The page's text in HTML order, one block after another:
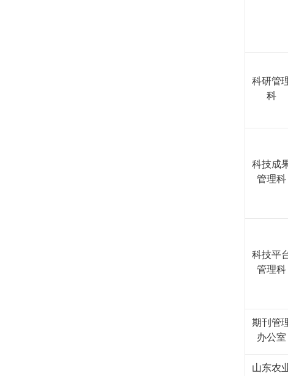
科研管
科
科技成
管理科
科技平
管理科
期刊管
办公室
山东农